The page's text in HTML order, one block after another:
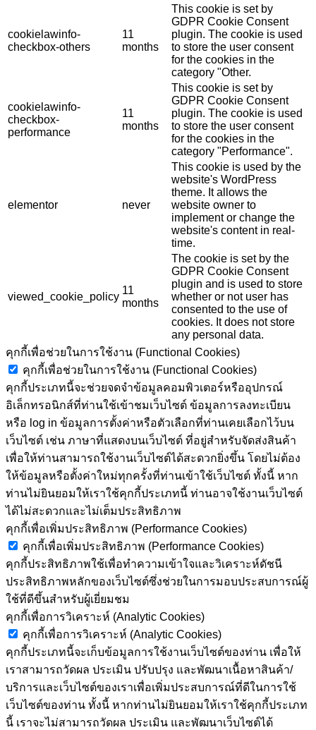
cookielawinfo-
checkbox-others
11
months
This cookie is set by
GDPR Cookie Consent
plugin. The cookie is used
to store the user consent
for the cookies in the
category "Other.
cookielawinfo-
checkbox-
performance
11
months
This cookie is set by
GDPR Cookie Consent
plugin. The cookie is used
to store the user consent
for the cookies in the
category "Performance".
elementor never
This cookie is used by the
website's WordPress
theme. It allows the
website owner to
implement or change the
website's content in real-
time.
viewed_cookie_policy
11
months
The cookie is set by the
GDPR Cookie Consent
plugin and is used to store
whether or not user has
consented to the use of
cookies. It does not store
any personal data.
คุกกี้เพื่อช่วยในการใช้งาน (Functional Cookies)
คุกกี้เพื่อช่วยในการใช้งาน (Functional Cookies)
คุกกี้ประเภทนี้จะช่วยจดจำข้อมูลคอมพิวเตอร์หรืออุปกรณ์
อิเล็กทรอนิกส์ที่ท่านใช้เข้าชมเว็บไซต์ ข้อมูลการลงทะเบียน
หรือ log in ข้อมูลการตั้งค่าหรือตัวเลือกที่ท่านเคยเลือกไว้บน
เว็บไซต์ เช่น ภาษาที่แสดงบนเว็บไซต์ ที่อยู่สำหรับจัดส่งสินค้า
เพื่อให้ท่านสามารถใช้งานเว็บไซต์ได้สะดวกยิ่งขึ้น โดยไม่ต้อง
ให้ข้อมูลหรือตั้งค่าใหม่ทุกครั้งที่ท่านเข้าใช้เว็บไซต์ ทั้งนี้ หาก
ท่านไม่ยินยอมให้เราใช้คุกกี้ประเภทนี้ ท่านอาจใช้งานเว็บไซต์
ได้ไม่สะดวกและไม่เต็มประสิทธิภาพ
คุกกี้เพื่อเพิ่มประสิทธิภาพ (Performance Cookies)
คุกกี้เพื่อเพิ่มประสิทธิภาพ (Performance Cookies)
คุกกี้ประสิทธิภาพใช้เพื่อทำความเข้าใจและวิเคราะห์ดัชนี
ประสิทธิภาพหลักของเว็บไซต์ซึ่งช่วยในการมอบประสบการณ์ผู้
ใช้ที่ดีขึ้นสำหรับผู้เยี่ยมชม
คุกกี้เพื่อการวิเคราะห์ (Analytic Cookies)
คุกกี้เพื่อการวิเคราะห์ (Analytic Cookies)
คุกกี้ประเภทนี้จะเก็บข้อมูลการใช้งานเว็บไซต์ของท่าน เพื่อให้
เราสามารถวัดผล ประเมิน ปรับปรุง และพัฒนาเนื้อหาสินค้า/
บริการและเว็บไซต์ของเราเพื่อเพิ่มประสบการณ์ที่ดีในการใช้
เว็บไซต์ของท่าน ทั้งนี้ หากท่านไม่ยินยอมให้เราใช้คุกกี้ประเภท
นี้ เราจะไม่สามารถวัดผล ประเมิน และพัฒนาเว็บไซต์ได้